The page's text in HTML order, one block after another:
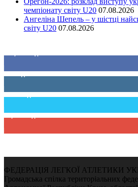
чемпіонату світу U20 07.08.2026
Ангеліна Шепель – у шістці
світу U20 07.08.2026
0 Підписників
234 Підписників
9,370 Підписників
ФЕДЕРАЦІЯ ЛЕГКОЇ АТЛЕТИКИ
Громадська спілка територіальних